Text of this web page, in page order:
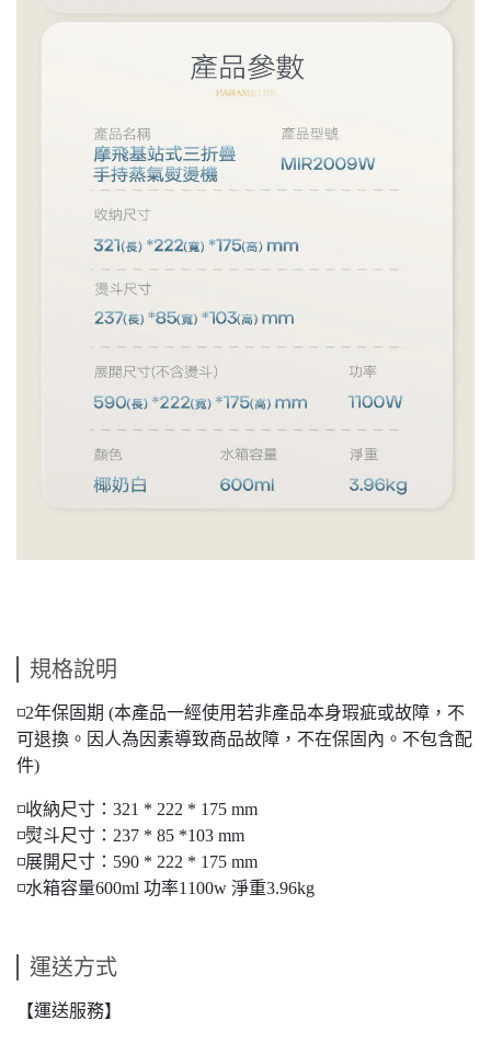
規格說明
◽2年保固期 (本產品一經使用若非產品本身瑕疵或故障，不
可退換。因人為因素導致商品故障，不在保固內。不包含配
件)
◽收納尺寸：321 * 222 * 175 mm
◽熨斗尺寸：237 * 85 *103 mm
◽展開尺寸：590 * 222 * 175 mm
◽水箱容量600ml 功率1100w 淨重3.96kg
運送方式
【運送服務】